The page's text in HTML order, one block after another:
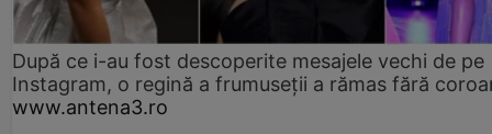
După ce i-au fost descoperite mesajele vechi de pe
Instagram, o regină a frumuseții a rămas fără
www.antena3.ro